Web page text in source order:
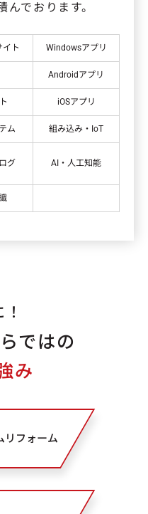
でおります。
イト Windowsアプリ
Androidアプリ
iOSアプリ
ム ​​組み込み・IoT​
グ AI・人工知能
ではの
み
リフォーム